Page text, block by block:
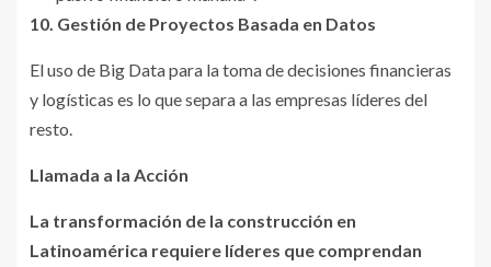
10. Gestión de Proyectos Basada en Datos
El uso de Big Data para la toma de decisiones financieras
y logísticas es lo que separa a las empresas líderes del
resto.
Llamada a la Acción
La transformación de la construcción en
Latinoamérica requiere líderes que comprendan